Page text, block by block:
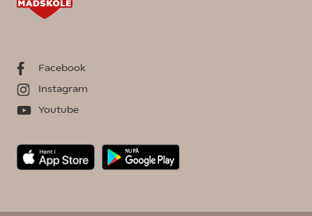
Facebook
Instagram
Youtube